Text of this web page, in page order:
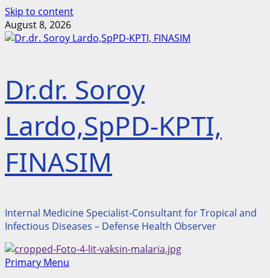
Skip to content
August 8, 2026
Dr.dr. Soroy
Lardo,SpPD-KPTI,
FINASIM
Internal Medicine Specialist-Consultant for Tropical and
Infectious Diseases – Defense Health Observer
Primary Menu